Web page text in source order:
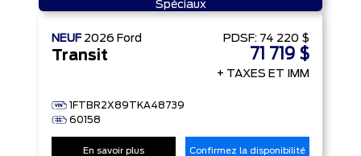
Spéciaux
NEUF 2026 Ford
Transit
1FTBR2X89TKA48739
60158
PDSF: 74 220 $
71 719 $
+ TAXES ET IMM
En savoir plus Confirmez la disponibilité